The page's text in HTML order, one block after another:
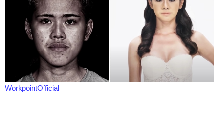
WorkpointOfficial